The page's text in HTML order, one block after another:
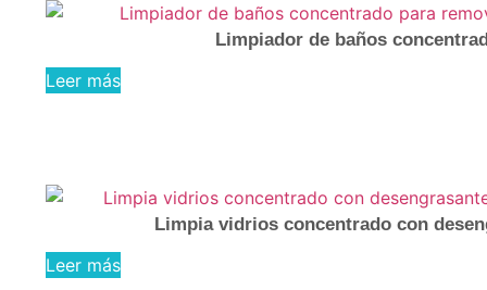
Limpiador de baños
Leer más
Limpia vidrios concentrado con
Leer más